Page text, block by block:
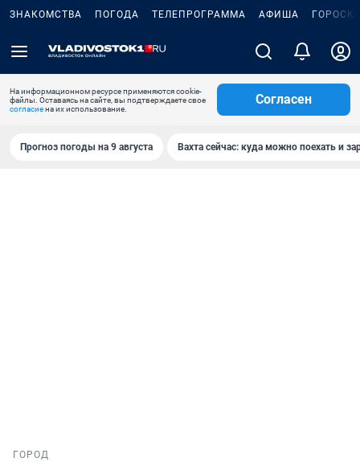
ЗНАКОМСТВА ПОГОДА ТЕЛЕПРОГРАММА АФИША
На информационном ресурсе применяются cookie-
файлы. Оставаясь на сайте, вы подтверждаете свое
согласиена их использование.
Согласен
Прогноз погоды на 9 августа Вахта сейчас: куда можно поехать и
ГОРОД